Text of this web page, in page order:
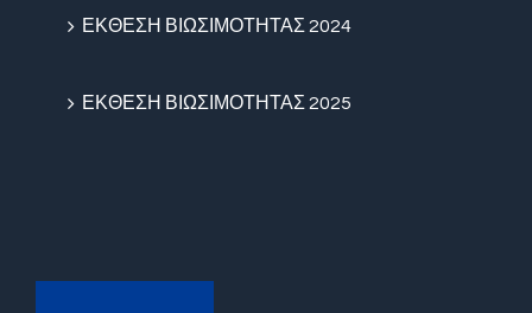
ΕΚΘΕΣΗ ΒΙΩΣΙΜΟΤΗΤΑΣ 2024
ΕΚΘΕΣΗ ΒΙΩΣΙΜΟΤΗΤΑΣ 2025